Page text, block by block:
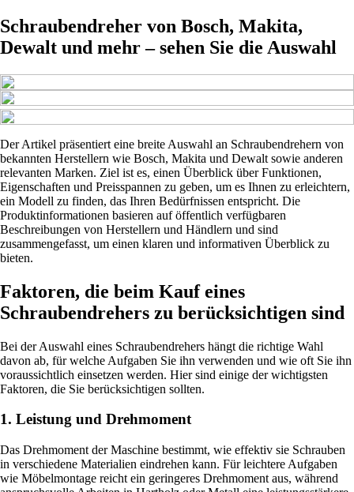
Schraubendreher von Bosch, Makita,
Dewalt und mehr – sehen Sie die Auswahl
Der Artikel präsentiert eine breite Auswahl an Schraubendrehern von
bekannten Herstellern wie Bosch, Makita und Dewalt sowie anderen
relevanten Marken. Ziel ist es, einen Überblick über Funktionen,
Eigenschaften und Preisspannen zu geben, um es Ihnen zu erleichtern,
ein Modell zu finden, das Ihren Bedürfnissen entspricht. Die
Produktinformationen basieren auf öffentlich verfügbaren
Beschreibungen von Herstellern und Händlern und sind
zusammengefasst, um einen klaren und informativen Überblick zu
bieten.
Faktoren, die beim Kauf eines
Schraubendrehers zu berücksichtigen sind
Bei der Auswahl eines Schraubendrehers hängt die richtige Wahl
davon ab, für welche Aufgaben Sie ihn verwenden und wie oft Sie ihn
voraussichtlich einsetzen werden. Hier sind einige der wichtigsten
Faktoren, die Sie berücksichtigen sollten.
1. Leistung und Drehmoment
Das Drehmoment der Maschine bestimmt, wie effektiv sie Schrauben
in verschiedene Materialien eindrehen kann. Für leichtere Aufgaben
wie Möbelmontage reicht ein geringeres Drehmoment aus, während